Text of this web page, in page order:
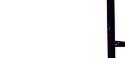
基隆
苗栗
若您選擇三聯
送達，如遇國